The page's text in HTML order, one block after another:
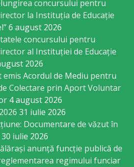
concursului pentru
la Instituția de Educație
6 august 2026
concursului pentru
al Instituției de Educație
2026
emis Acordul de Mediu pentru
Colectare prin Aport Voluntar
4 august 2026
31 iulie 2026
Documentare de văzut în
30 iulie 2026
anunță funcție publică de
regimului funciar